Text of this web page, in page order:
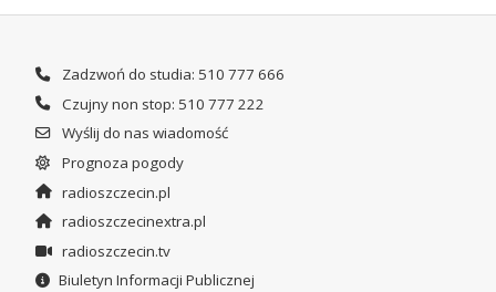
Zadzwoń do studia: 510 777 666
Czujny non stop: 510 777 222
Wyślij do nas wiadomość
Prognoza pogody
radioszczecin.pl
radioszczecinextra.pl
radioszczecin.tv
Biuletyn Informacji Publicznej